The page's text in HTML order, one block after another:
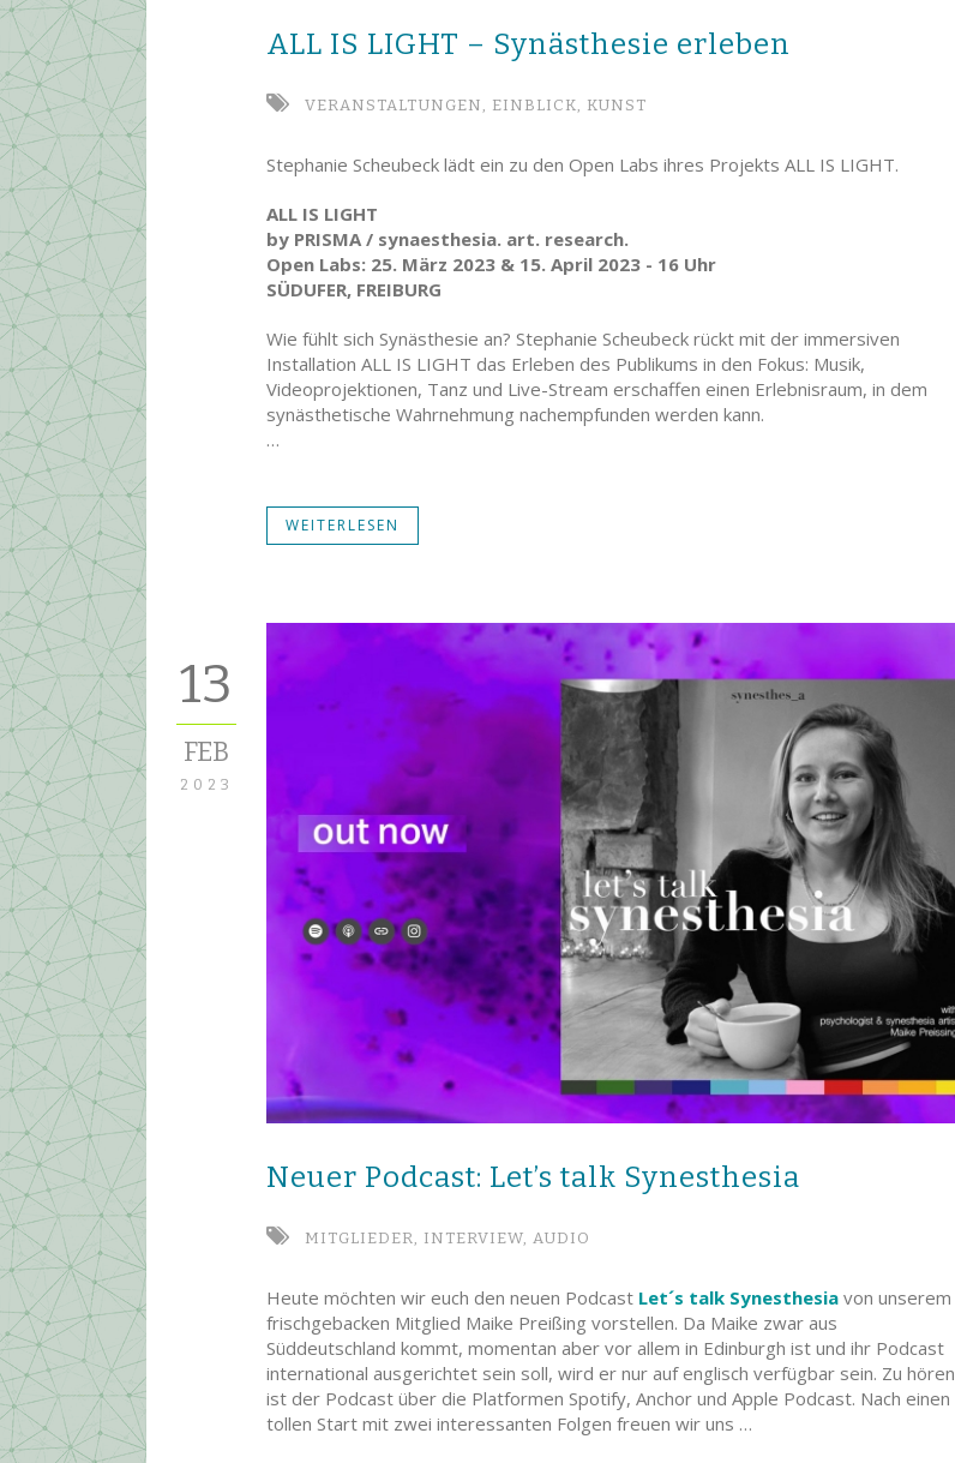
ALL IS LIGHT – Synästhesie erleben
VERANSTALTUNGEN, EINBLICK, KUNST
Stephanie Scheubeck lädt ein zu den Open Labs ihres Projekts ALL IS LIGHT.
ALL IS LIGHT
by PRISMA / synaesthesia. art. research.
Open Labs: 25. März 2023 & 15. April 2023 - 16 Uhr
SÜDUFER, FREIBURG
Wie fühlt sich Synästhesie an? Stephanie Scheubeck rückt mit der immersiven
Installation ALL IS LIGHT das Erleben des Publikums in den Fokus: Musik,
Videoprojektionen, Tanz und Live-Stream erschaffen einen Erlebnisraum, in dem
synästhetische Wahrnehmung nachempfunden werden kann.
…
WEITERLESEN
13
FEB
2023
Neuer Podcast: Let’s talk Synesthesia
MITGLIEDER, INTERVIEW, AUDIO
Heute möchten wir euch den neuen Podcast Let´s talk Synesthesia von unserem
frischgebacken Mitglied Maike Preißing vorstellen. Da Maike zwar aus
Süddeutschland kommt, momentan aber vor allem in Edinburgh ist und ihr Podcast
international ausgerichtet sein soll, wird er nur auf englisch verfügbar sein. Zu hören
ist der Podcast über die Platformen Spotify, Anchor und Apple Podcast. Nach einen
tollen Start mit zwei interessanten Folgen freuen wir uns …